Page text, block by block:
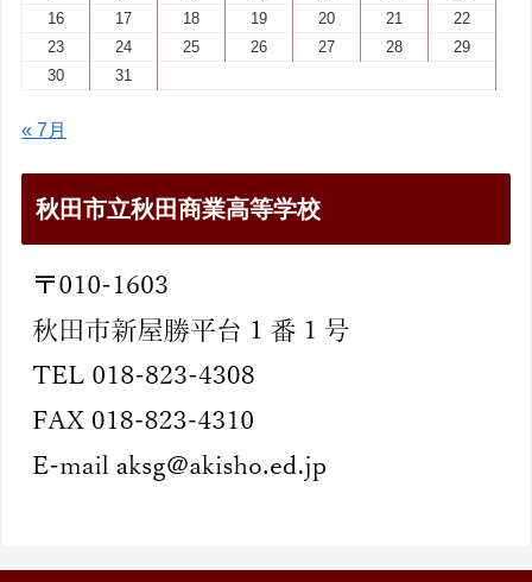
16
17 18 19 20 21
22
23
24 25 26 27 28
29
30
31
« 7月
秋田市立秋田商業高等学校